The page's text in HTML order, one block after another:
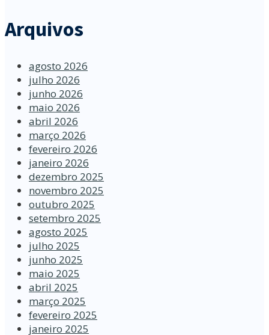
Arquivos
agosto 2026
julho 2026
junho 2026
maio 2026
abril 2026
março 2026
fevereiro 2026
janeiro 2026
dezembro 2025
novembro 2025
outubro 2025
setembro 2025
agosto 2025
julho 2025
junho 2025
maio 2025
abril 2025
março 2025
fevereiro 2025
janeiro 2025